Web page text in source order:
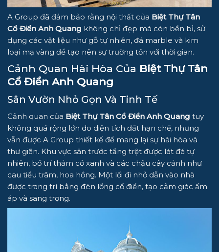
A Group đã đảm bảo rằng nội thất của Biệt Thự Tân
Cổ Điển Anh Quang không chỉ đẹp mà còn bền bỉ, sử
dụng các vật liệu như gỗ tự nhiên, đá marble và kim
loại mạ vàng để tạo nên sự trường tồn với thời gian.
Cảnh Quan Hài Hòa Của Biệt Thự Tân
Cổ Điển Anh Quang
Sân Vườn Nhỏ Gọn Và Tinh Tế
Cảnh quan của Biệt Thự Tân Cổ Điển Anh Quang tuy
không quá rộng lớn do diện tích đất hạn chế, nhưng
vẫn được A Group thiết kế để mang lại sự hài hòa và
thư giãn. Khu vực sân trước tầng trệt được lát đá tự
nhiên, bố trí thảm cỏ xanh và các chậu cây cảnh như
cau tiểu trâm, hoa hồng. Một lối đi nhỏ dẫn vào nhà
được trang trí bằng đèn lồng cổ điển, tạo cảm giác ấm
áp và sang trọng.